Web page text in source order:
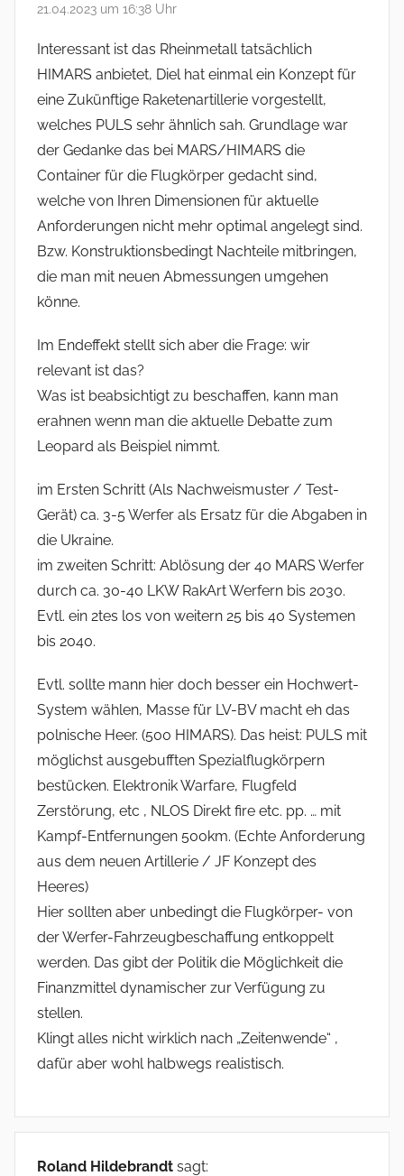
21.04.2023 um 16:38 Uhr
Interessant ist das Rheinmetall tatsächlich
HIMARS anbietet, Diel hat einmal ein Konzept für
eine Zukünftige Raketenartillerie vorgestellt,
welches PULS sehr ähnlich sah. Grundlage war
der Gedanke das bei MARS/HIMARS die
Container für die Flugkörper gedacht sind,
welche von Ihren Dimensionen für aktuelle
Anforderungen nicht mehr optimal angelegt sind.
Bzw. Konstruktionsbedingt Nachteile mitbringen,
die man mit neuen Abmessungen umgehen
könne.
Im Endeffekt stellt sich aber die Frage: wir
relevant ist das?
Was ist beabsichtigt zu beschaffen, kann man
erahnen wenn man die aktuelle Debatte zum
Leopard als Beispiel nimmt.
im Ersten Schritt (Als Nachweismuster / Test-
Gerät) ca. 3-5 Werfer als Ersatz für die Abgaben in
die Ukraine.
im zweiten Schritt: Ablösung der 40 MARS Werfer
durch ca. 30-40 LKW RakArt Werfern bis 2030.
Evtl. ein 2tes los von weitern 25 bis 40 Systemen
bis 2040.
Evtl. sollte mann hier doch besser ein Hochwert-
System wählen, Masse für LV-BV macht eh das
polnische Heer. (500 HIMARS). Das heist: PULS mit
möglichst ausgebufften Spezialflugkörpern
bestücken. Elektronik Warfare, Flugfeld
Zerstörung, etc , NLOS Direkt fire etc. pp. … mit
Kampf-Entfernungen 500km. (Echte Anforderung
aus dem neuen Artillerie / JF Konzept des
Heeres)
Hier sollten aber unbedingt die Flugkörper- von
der Werfer-Fahrzeugbeschaffung entkoppelt
werden. Das gibt der Politik die Möglichkeit die
Finanzmittel dynamischer zur Verfügung zu
stellen.
Klingt alles nicht wirklich nach „Zeitenwende“ ,
dafür aber wohl halbwegs realistisch.
Roland Hildebrandt sagt: